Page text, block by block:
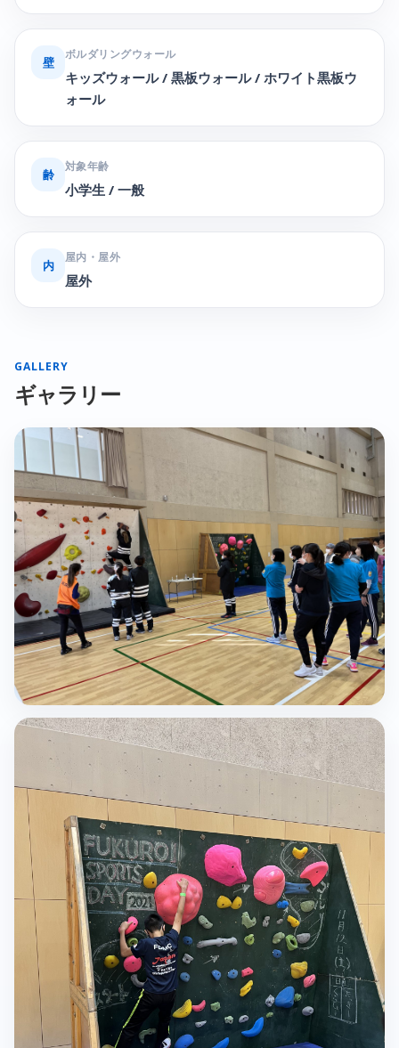
壁
ボルダリングウォール
キッズウォール / 黒板ウォール / ホワイト黒板ウ
ォール
齢
対象年齢
小学生 / 一般
内
屋内・屋外
屋外
GALLERY
ギャラリー